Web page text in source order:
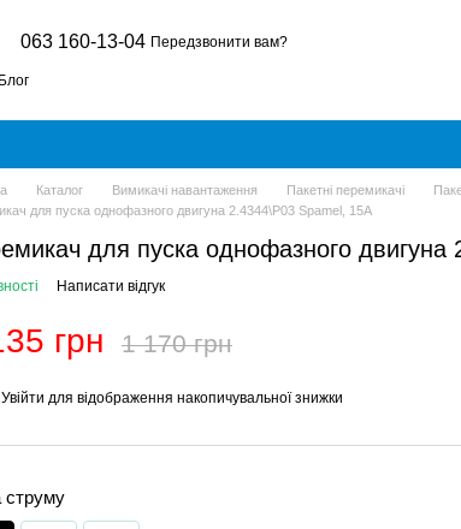
063 160-13-04 Передзвонити вам?
Блог
Каталог Вимикачі навантаження Пакетні перемикачі
для пуска однофазного двигуна 2.4344\P03 Spamel, 15A
для пуска однофазного двигуна
Написати відгук
грн 1 170 грн
Увійти для відображення накопичувальної знижки